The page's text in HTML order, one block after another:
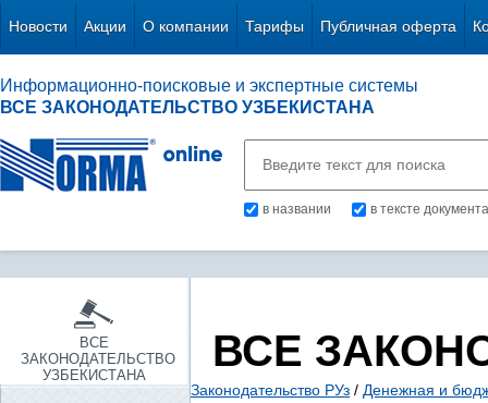
Новости Акции О компании Тарифы Публичная оферта
Информационно-поисковые и экспертные системы
ВСЕ ЗАКОНОДАТЕЛЬСТВО УЗБЕКИСТАНА
в названии в тексте документа
ВСЕ
ЗАКОНОДАТЕЛЬСТВО
УЗБЕКИСТАНА
ВСЕ
Законодательство РУз / Денежная и